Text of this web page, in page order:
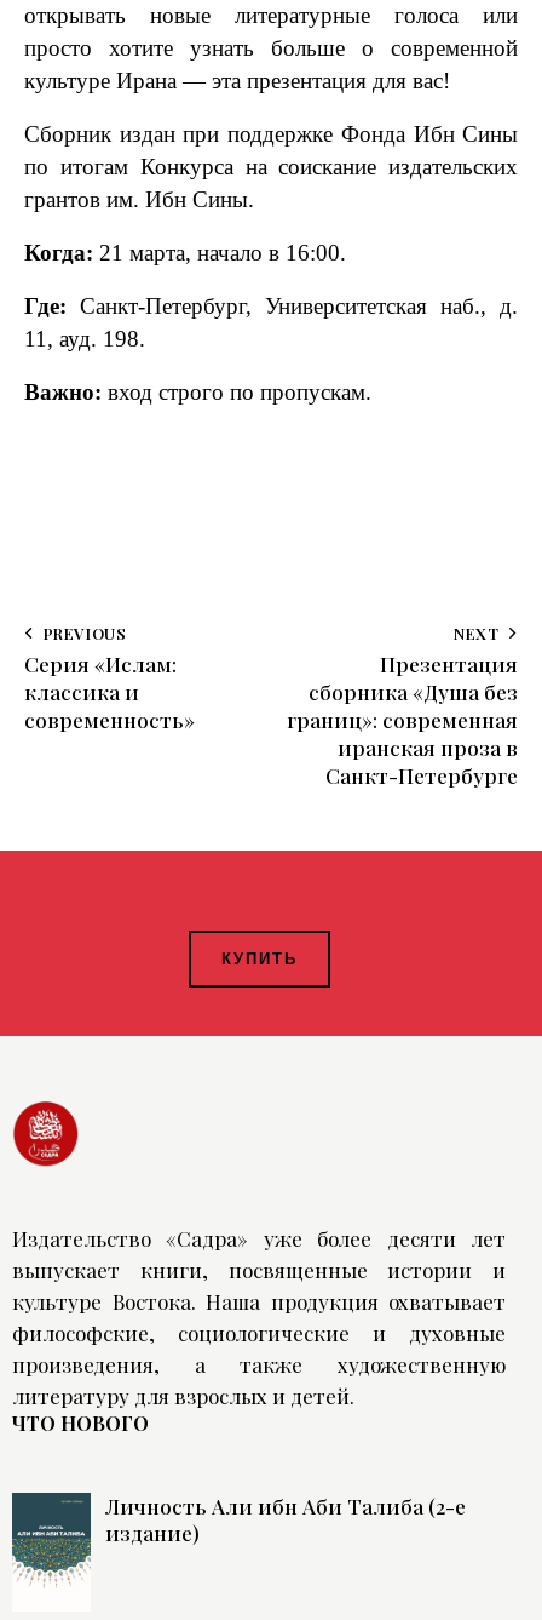
открывать новые литературные голоса или
просто хотите узнать больше о современной
культуре Ирана — эта презентация для вас!
Сборник издан при поддержке Фонда Ибн Сины
по итогам Конкурса на соискание издательских
грантов им. Ибн Сины.
Когда: 21 марта, начало в 16:00.
Где: Санкт‑Петербург, Университетская наб., д.
11, ауд. 198.
Важно: вход строго по пропускам.
PREVIOUS
Серия «Ислам:
классика и
современность»
NEXT
Презентация
сборника «Душа без
границ»: современная
иранская проза в
Санкт-Петербурге
КУПИТЬ
Издательство «Садра» уже более десяти лет
выпускает книги, посвященные истории и
культуре Востока. Наша продукция охватывает
философские, социологические и духовные
произведения, а также художественную
литературу для взрослых и детей.
ЧТО НОВОГО
Личность Али ибн Аби Талиба (2-е
издание)